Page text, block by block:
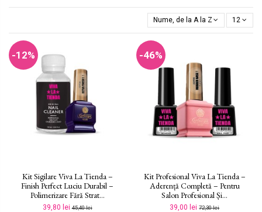
Nume, de la A la Z 12
-12%
Kit Sigilare Viva La Tienda –
Finish Perfect Luciu Durabil –
Polimerizare Fără Strat...
39,80 lei45,40 lei
-46%
Kit Profesional Viva La Tienda –
Aderență Completă – Pentru
Salon Profesional Și...
39,00 lei72,30 lei